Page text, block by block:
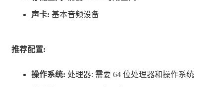
飞船是你偷来的。这艘破破烂烂的老旧拖船，早已过了自
飞得更远，前往新地点，把飞船从陋室变成温暖的家。
你的首位船员是塞拉芬，此人既是和你一同出逃的患难之
声卡: 基本音频设备
推荐配置:
操作系统: 处理器: 需要 64 位处理器和操作系统